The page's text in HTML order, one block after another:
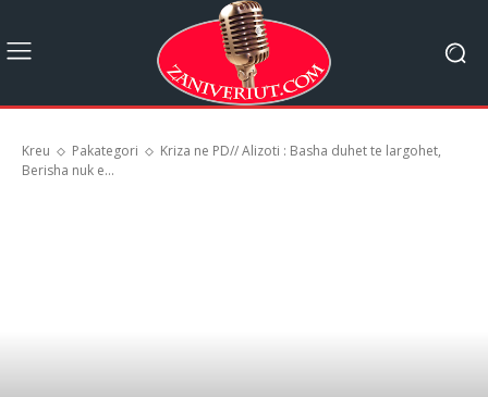
Kreu Pakategori
Kriza ne PD// Alizoti : Basha duhet te largohet,
Berisha nuk e...